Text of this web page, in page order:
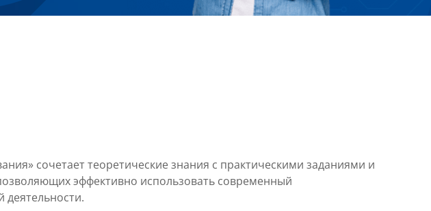
сочетает теоретические знания с практическими заданиями и
эффективно использовать современный
деятельности.